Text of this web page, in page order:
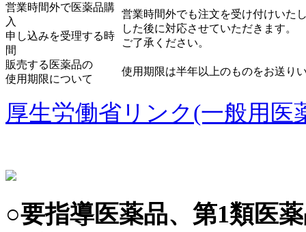
営業時間外で医薬品購
入
申し込みを受理する時
間
営業時間外でも注文を受け付けいた
した後に対応させていただきます。
ご了承ください。
販売する医薬品の
使用期限について
使用期限は半年以上のものをお送り
厚生労働省リンク(一般用医
○要指導医薬品、第1類医